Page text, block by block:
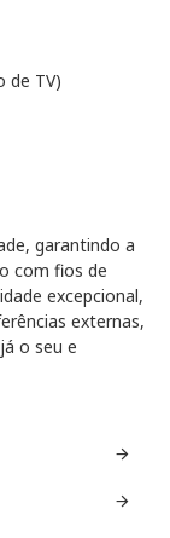
de TV)
garantindo a
com fios de
excepcional,
externas,
o seu e